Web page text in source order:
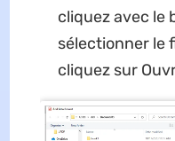
cliquez avec le
sélectionner le
cliquez sur